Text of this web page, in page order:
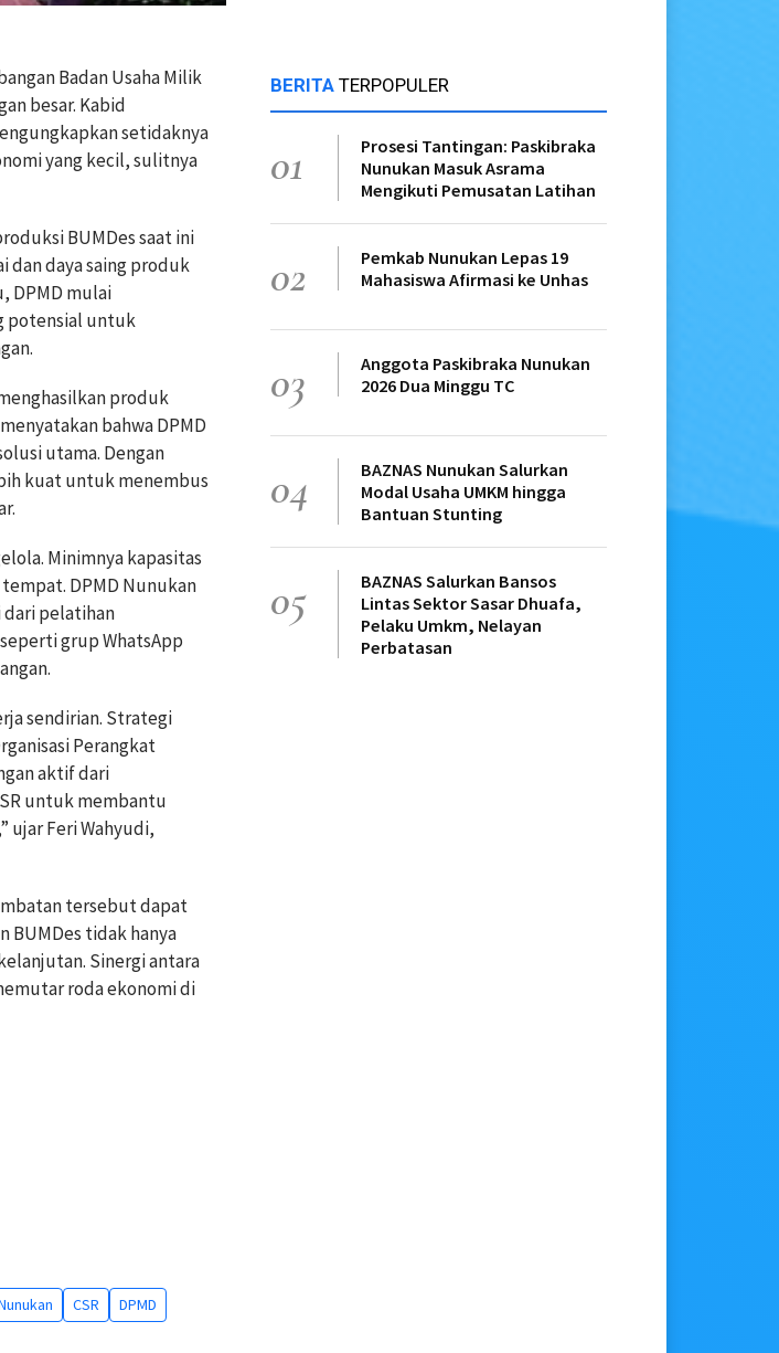
Badan Usaha Milik
besar. Kabid
setidaknya
yang kecil, sulitnya
BUMDes saat ini
dan daya saing produk
DPMD mulai
potensial untuk
produk
bahwa DPMD
utama. Dengan
kuat untuk menembus
Minimnya kapasitas
DPMD Nunukan
dari pelatihan
grup WhatsApp
sendirian. Strategi
Perangkat
aktif dari
untuk membantu
ujar Feri Wahyudi,
tersebut dapat
BUMDes tidak hanya
Sinergi antara
roda ekonomi di
CSR
DPMD
BERITA TERPOPULER
01
Prosesi Tantingan: Paskibraka
Nunukan Masuk Asrama
Mengikuti Pemusatan Latihan
02
Pemkab Nunukan Lepas 19
Mahasiswa Afirmasi ke Unhas
03
Anggota Paskibraka Nunukan
2026 Dua Minggu TC
04
BAZNAS Nunukan Salurkan
Modal Usaha UMKM hingga
Bantuan Stunting
05
BAZNAS Salurkan Bansos
Lintas Sektor Sasar Dhuafa,
Pelaku Umkm, Nelayan
Perbatasan